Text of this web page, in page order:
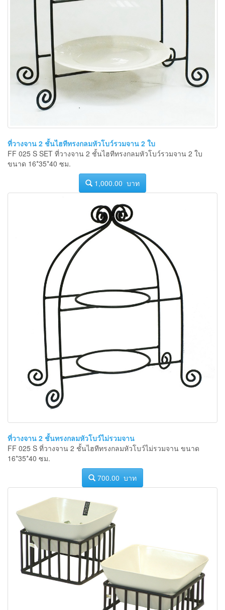
ที่วางจาน 2 ชั้นไฮทีทรงกลมหัวโบว์รวมจาน 2 ใบ
FF 025 S SET ที่วางจาน 2 ชั้นไฮทีทรงกลมหัวโบว์รวมจาน 2 ใบ
ขนาด 16*35*40 ซม.
1,000.00 บาท
ที่วางจาน 2 ชั้นทรงกลมหัวโบว์ไม่รวมจาน
FF 025 S ที่วางจาน 2 ชั้นไฮทีทรงกลมหัวโบว์ไม่รวมจาน ขนาด
16*35*40 ซม.
700.00 บาท